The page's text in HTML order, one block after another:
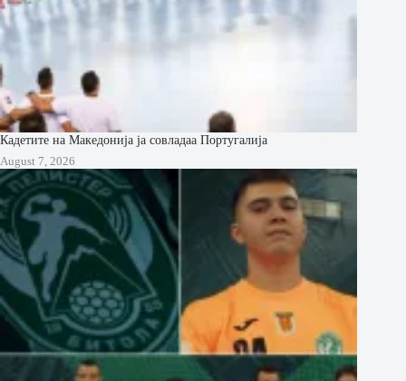
Кадетите на Македонија ја совладаа Португалија
August 7, 2026